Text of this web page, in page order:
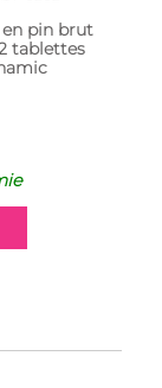
pin brut
tablettes